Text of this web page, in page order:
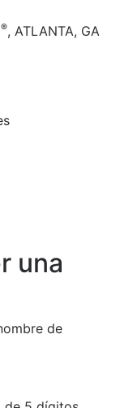
®, ATLANTA, GA
una
de